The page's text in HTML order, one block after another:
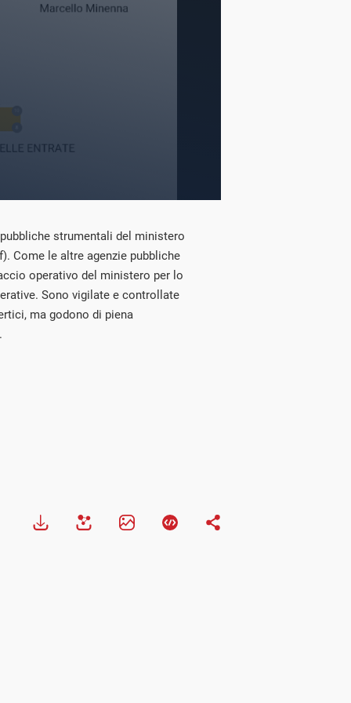
strumentali del ministero
Come le altre agenzie pubbliche
operativo del ministero per lo
Sono vigilate e controllate
ma godono di piena